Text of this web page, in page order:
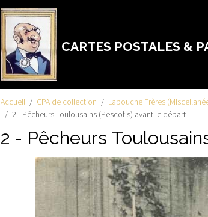
CARTES POSTALES &
Accueil CPA de collection Labouche Frères
2 - Pêcheurs Toulousains (Pescofis) avant le départ
2 - Pêcheurs